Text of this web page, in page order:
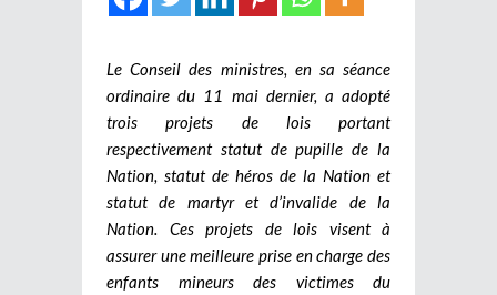
Le Conseil des ministres, en sa séance
ordinaire du 11 mai dernier, a adopté
trois projets de lois portant
respectivement statut de pupille de la
Nation, statut de héros de la Nation et
statut de martyr et d’invalide de la
Nation. Ces projets de lois visent à
assurer une meilleure prise en charge des
enfants mineurs des victimes du